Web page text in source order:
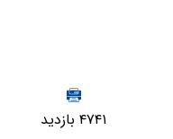
۴۷۴۱ بازدید